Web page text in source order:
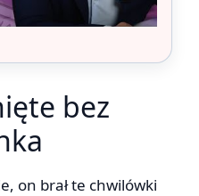
bez
on brał te chwilówki